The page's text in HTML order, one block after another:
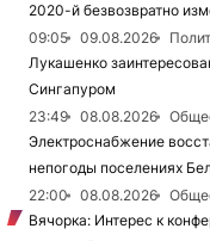
2020-й безвозвратно
09:05
09.08.2026
Лукашенко
Сингапуром
23:49
08.08.2026
Электроснабжение
непогоды поселениях
22:00
08.08.2026
Вячорка: Интерес к